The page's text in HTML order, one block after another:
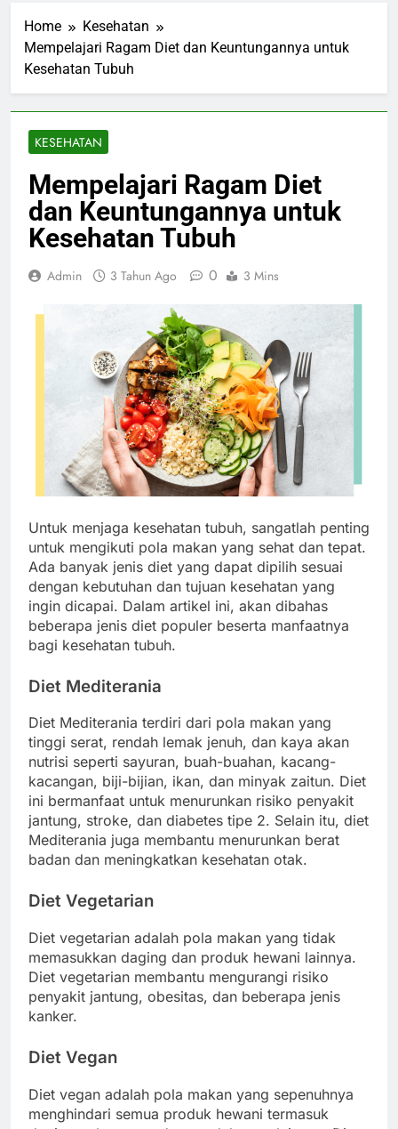
Home
Kesehatan
Mempelajari Ragam Diet dan Keuntungannya untuk
Kesehatan Tubuh
KESEHATAN
Mempelajari Ragam Diet
dan Keuntungannya untuk
Kesehatan Tubuh
Admin 3 Tahun Ago 0 3 Mins
Untuk menjaga kesehatan tubuh, sangatlah penting
untuk mengikuti pola makan yang sehat dan tepat.
Ada banyak jenis diet yang dapat dipilih sesuai
dengan kebutuhan dan tujuan kesehatan yang
ingin dicapai. Dalam artikel ini, akan dibahas
beberapa jenis diet populer beserta manfaatnya
bagi kesehatan tubuh.
Diet Mediterania
Diet Mediterania terdiri dari pola makan yang
tinggi serat, rendah lemak jenuh, dan kaya akan
nutrisi seperti sayuran, buah-buahan, kacang-
kacangan, biji-bijian, ikan, dan minyak zaitun. Diet
ini bermanfaat untuk menurunkan risiko penyakit
jantung, stroke, dan diabetes tipe 2. Selain itu, diet
Mediterania juga membantu menurunkan berat
badan dan meningkatkan kesehatan otak.
Diet Vegetarian
Diet vegetarian adalah pola makan yang tidak
memasukkan daging dan produk hewani lainnya.
Diet vegetarian membantu mengurangi risiko
penyakit jantung, obesitas, dan beberapa jenis
kanker.
Diet Vegan
Diet vegan adalah pola makan yang sepenuhnya
menghindari semua produk hewani termasuk